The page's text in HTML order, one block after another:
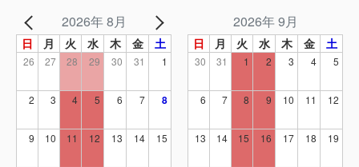
2026年 8月
日 月 火 水 木 金 土
26 27 28 29 30 31 1
2 3 4 5 6 7 8
9 10 11 12 13 14 15
2026年 9月
日 月 火 水 木 金 土
30 31 1 2 3 4 5
6 7 8 9 10 11 12
13 14 15 16 17 18 19